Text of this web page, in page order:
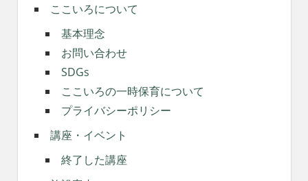
ここいろについて
基本理念
お問い合わせ
SDGs
ここいろの一時保育について
プライバシーポリシー
講座・イベント
終了した講座